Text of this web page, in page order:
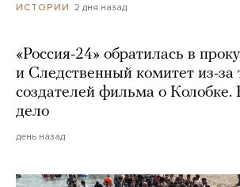
ИСТОРИИ 2 дня назад
«Россия-24» обратилась в
и Следственный комитет из-за
создателей фильма о Колобке.
дело
день назад